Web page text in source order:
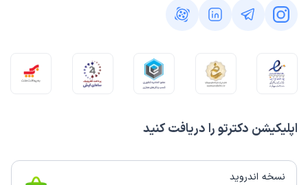
اپلیکیشن دکترتو را دریافت کنید
نسخه اندروید